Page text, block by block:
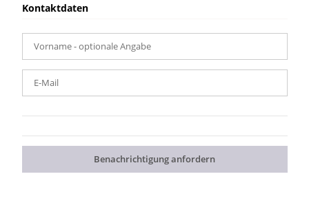
Kontaktdaten
Vorname- optionale Angabe
E-Mail
Benachrichtigung anfordern